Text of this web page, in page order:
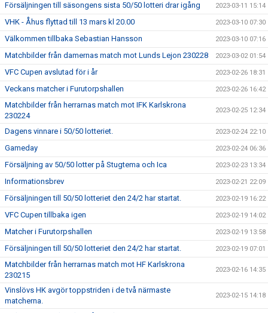
Försäljningen till säsongens sista 50/50 lotteri drar igång 2023-03-11 15:14
VHK - Åhus flyttad till 13 mars kl 20.00 2023-03-10 07:30
Välkommen tillbaka Sebastian Hansson 2023-03-10 07:16
Matchbilder från damernas match mot Lunds Lejon 230228 2023-03-02 01:54
VFC Cupen avslutad för i år 2023-02-26 18:31
Veckans matcher i Furutorpshallen 2023-02-26 16:42
Matchbilder från herrarnas match mot IFK Karlskrona
230224
2023-02-25 12:34
Dagens vinnare i 50/50 lotteriet. 2023-02-24 22:10
Gameday 2023-02-24 06:36
Försäljning av 50/50 lotter på Stugtema och Ica 2023-02-23 13:34
Informationsbrev 2023-02-21 22:09
Försäljningen till 50/50 lotteriet den 24/2 har startat. 2023-02-19 16:22
VFC Cupen tillbaka igen 2023-02-19 14:02
Matcher i Furutorpshallen 2023-02-19 13:58
Försäljningen till 50/50 lotteriet den 24/2 har startat. 2023-02-19 07:01
Matchbilder från herrarnas match mot HF Karlskrona
230215
2023-02-16 14:35
Vinslövs HK avgör toppstriden i de två närmaste
matcherna.
2023-02-15 14:18